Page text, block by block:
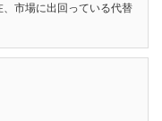
市場に出回っている代替